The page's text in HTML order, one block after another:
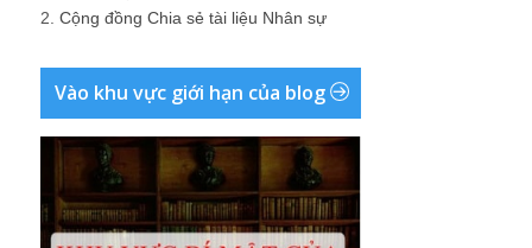
2. Cộng đồng Chia sẻ tài liệu Nhân sự
Vào khu vực giới hạn của blog